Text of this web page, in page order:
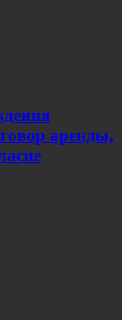
аренды,